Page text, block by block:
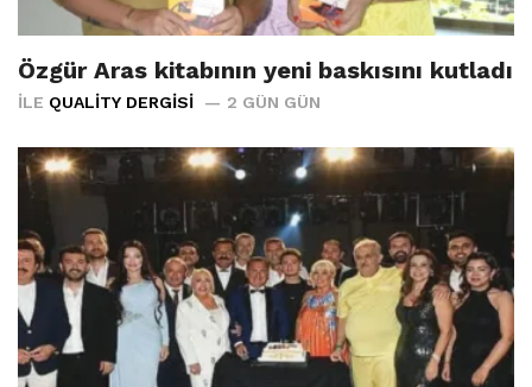
Özgür Aras kitabının yeni baskısını kutladı
İLE QUALITY DERGISI 2 GÜN GÜN